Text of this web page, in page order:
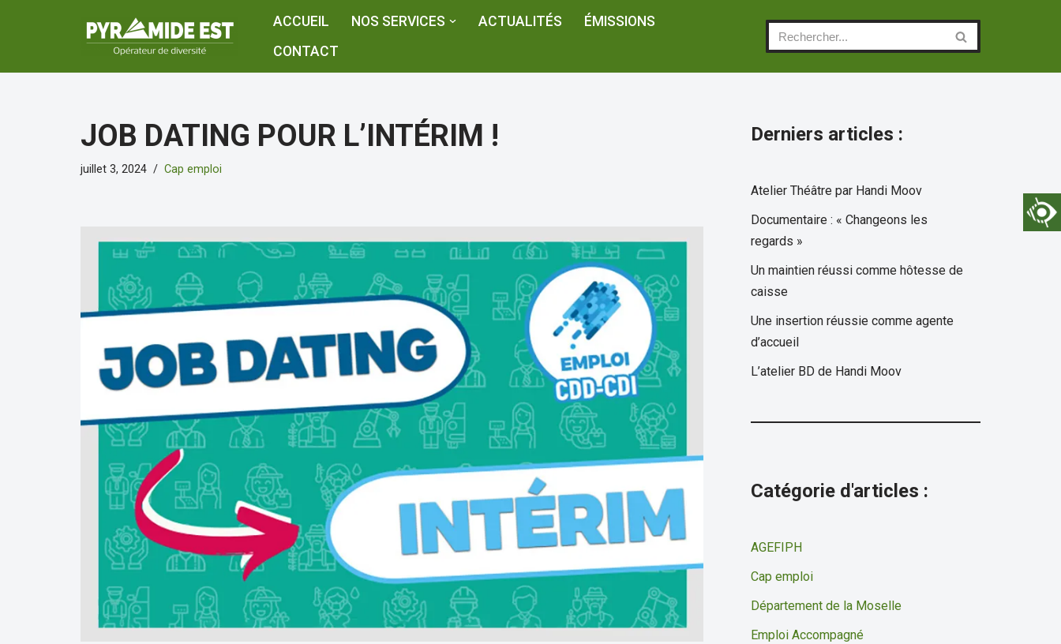
ACCUEIL NOS SERVICES ACTUALITÉS
ÉMISSIONS
CONTACT
JOB DATING POUR L’INTÉRIM !
juillet 3, 2024 Cap emploi
Derniers articles :
Atelier Théâtre par Handi Moov
Documentaire : « Changeons les
regards »
Un maintien réussi comme hôtesse de
caisse
Une insertion réussie comme agente
d’accueil
L’atelier BD de Handi Moov
Catégorie d'articles :
AGEFIPH
Cap emploi
Département de la Moselle
Emploi Accompagné